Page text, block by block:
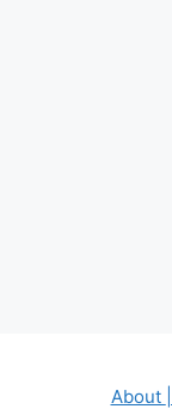
About